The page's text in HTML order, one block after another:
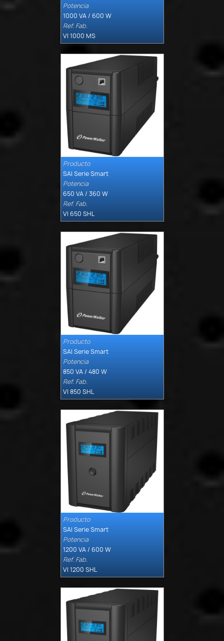
Potencia
1000 VA / 600 W
Ref. Fab.
VI 1000 MS

Producto
SAI Serie Smart
Potencia
650 VA / 360 W
Ref. Fab.
VI 650 SHL

Producto
SAI Serie Smart
Potencia
850 VA / 480 W
Ref. Fab.
VI 850 SHL

Producto
SAI Serie Smart
Potencia
1200 VA / 600 W
Ref. Fab.
VI 1200 SHL